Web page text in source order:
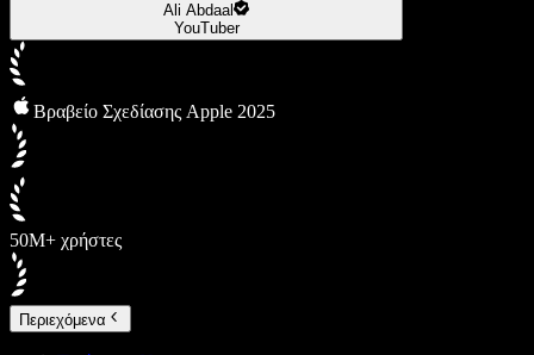
Ali Abdaal
YouTuber
Βραβείο Σχεδίασης Apple 2025
50M+ χρήστες
Περιεχόμενα